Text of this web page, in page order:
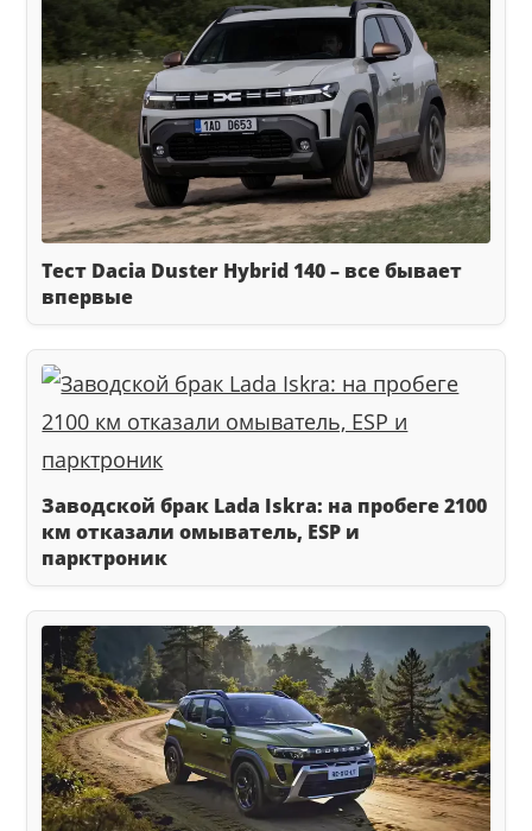
Тест Dacia Duster Hybrid 140 – все бывает
впервые
Заводской брак Lada Iskra: на пробеге 2100
км отказали омыватель, ESP и
парктроник